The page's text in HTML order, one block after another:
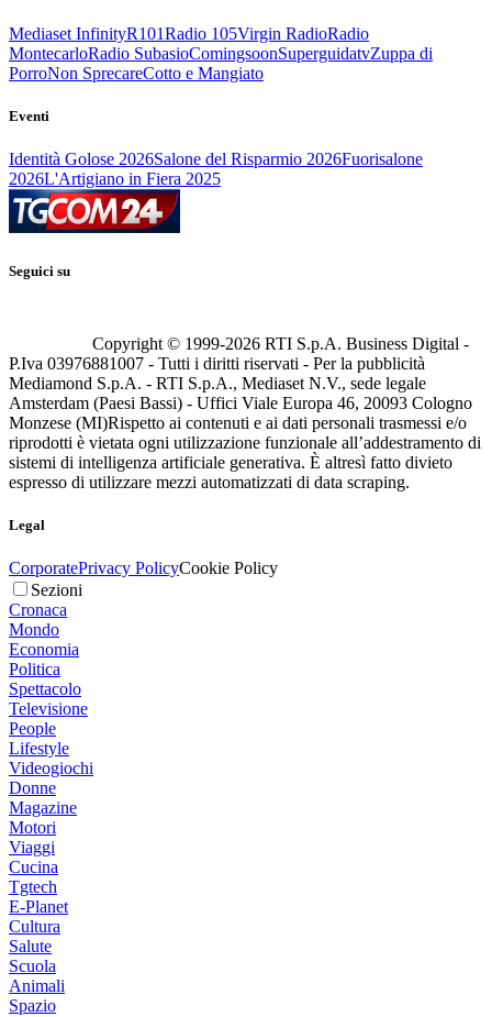
Mediaset InfinityR101Radio 105Virgin RadioRadio
MontecarloRadio SubasioComingsoonSuperguidatvZuppa di
PorroNon SprecareCotto e Mangiato
Eventi
Identità Golose 2026Salone del Risparmio 2026Fuorisalone
2026L'Artigiano in Fiera 2025
Seguici su
Copyright © 1999-2026 RTI S.p.A. Business Digital -
P.Iva 03976881007 - Tutti i diritti riservati - Per la pubblicità
Mediamond S.p.A. - RTI S.p.A., Mediaset N.V., sede legale
Amsterdam (Paesi Bassi) - Uffici Viale Europa 46, 20093 Cologno
Monzese (MI)Rispetto ai contenuti e ai dati personali trasmessi e/o
riprodotti è vietata ogni utilizzazione funzionale all’addestramento di
sistemi di intelligenza artificiale generativa. È altresì fatto divieto
espresso di utilizzare mezzi automatizzati di data scraping.
Legal
CorporatePrivacy PolicyCookie Policy
Sezioni
Cronaca
Mondo
Economia
Politica
Spettacolo
Televisione
People
Lifestyle
Videogiochi
Donne
Magazine
Motori
Viaggi
Cucina
Tgtech
E-Planet
Cultura
Salute
Scuola
Animali
Spazio